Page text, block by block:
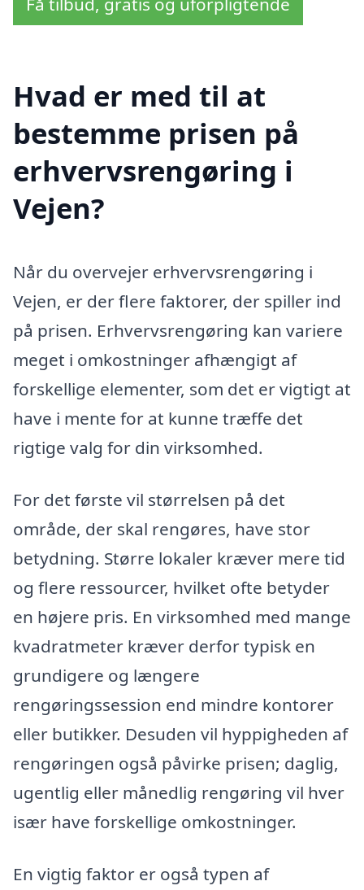
Hvad er med til at
bestemme prisen på
erhvervsrengøring i
Vejen?
Når du overvejer erhvervsrengøring i
Vejen, er der flere faktorer, der spiller ind
på prisen. Erhvervsrengøring kan variere
meget i omkostninger afhængigt af
forskellige elementer, som det er vigtigt at
have i mente for at kunne træffe det
rigtige valg for din virksomhed.
For det første vil størrelsen på det
område, der skal rengøres, have stor
betydning. Større lokaler kræver mere tid
og flere ressourcer, hvilket ofte betyder
en højere pris. En virksomhed med mange
kvadratmeter kræver derfor typisk en
grundigere og længere
rengøringssession end mindre kontorer
eller butikker. Desuden vil hyppigheden af
rengøringen også påvirke prisen; daglig,
ugentlig eller månedlig rengøring vil hver
især have forskellige omkostninger.
En vigtig faktor er også typen af